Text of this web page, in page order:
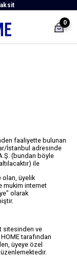
0
faaliyette bulunan
İstanbul adresinde
(bundan böyle
ile
üyelik
mukim internet
olarak
sitesinden ve
tarafından
üyeye özel